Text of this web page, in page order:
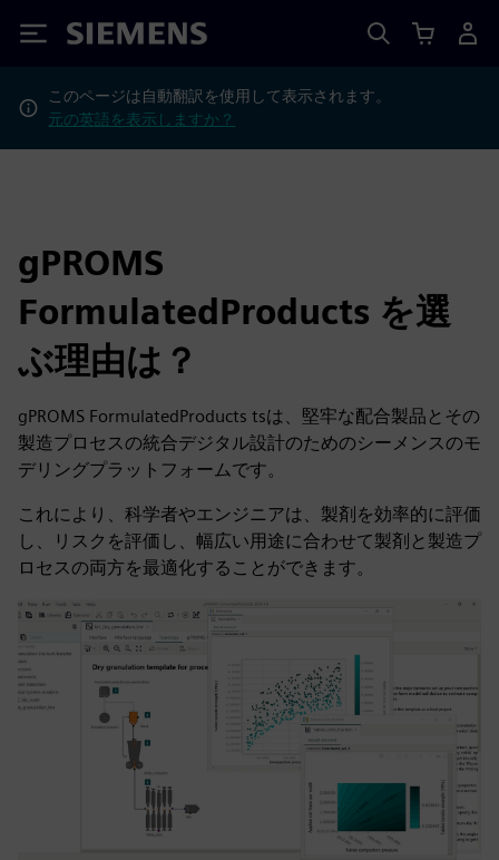
Siemens
このページは自動翻訳を使用して表示されます。
元の英語を表示しますか？
gPROMS
FormulatedProducts を選
ぶ理由は？
gPROMS FormulatedProducts tsは、堅牢な配合製品とその
製造プロセスの統合デジタル設計のためのシーメンスのモ
デリングプラットフォームです。
これにより、科学者やエンジニアは、製剤を効率的に評価
し、リスクを評価し、幅広い用途に合わせて製剤と製造プ
ロセスの両方を最適化することができます。